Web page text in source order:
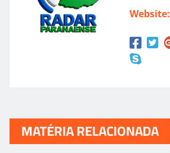
Website:
MATÉRIA RELACIONADA